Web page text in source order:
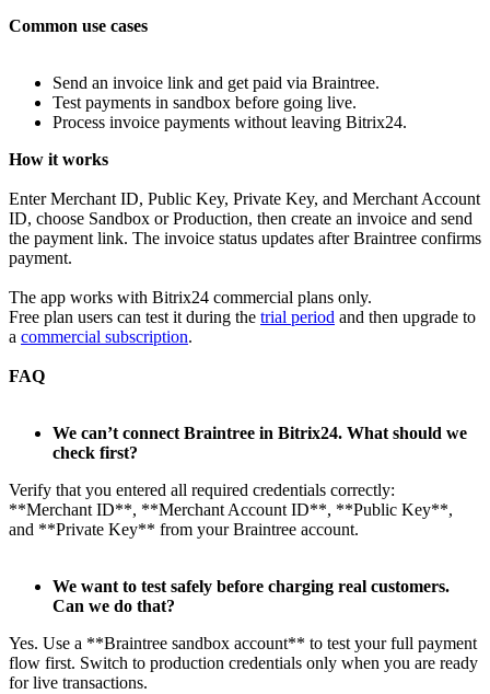
Common use cases
Send an invoice link and get paid via Braintree.
Test payments in sandbox before going live.
Process invoice payments without leaving Bitrix24.
How it works
Enter Merchant ID, Public Key, Private Key, and Merchant Account
ID, choose Sandbox or Production, then create an invoice and send
the payment link. The invoice status updates after Braintree confirms
payment.
The app works with Bitrix24 commercial plans only.
Free plan users can test it during the trial period and then upgrade to
a commercial subscription.
FAQ
We can’t connect Braintree in Bitrix24. What should we
check first?
Verify that you entered all required credentials correctly:
**Merchant ID**, **Merchant Account ID**, **Public Key**,
and **Private Key** from your Braintree account.
We want to test safely before charging real customers.
Can we do that?
Yes. Use a **Braintree sandbox account** to test your full payment
flow first. Switch to production credentials only when you are ready
for live transactions.